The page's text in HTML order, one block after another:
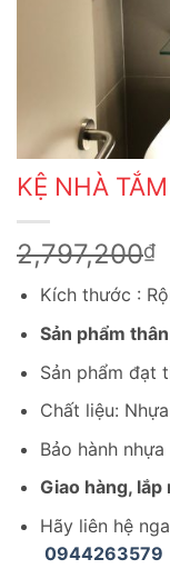
KỆ NHÀ
2,797,200₫
Kích thước :
Sản phẩm
Sản phẩm đạt
Chất liệu:
Bảo hành nhựa
Giao hàng,
Hãy liên hệ
0944263579